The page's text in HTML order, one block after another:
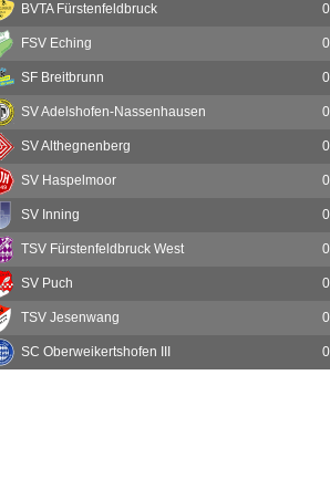
BVTA Fürstenfeldbruck 0
FSV Eching 0
SF Breitbrunn 0
SV Adelshofen-Nassenhausen 0
SV Althegnenberg 0
SV Haspelmoor 0
SV Inning 0
TSV Fürstenfeldbruck West 0
SV Puch 0
TSV Jesenwang 0
SC Oberweikertshofen III 0